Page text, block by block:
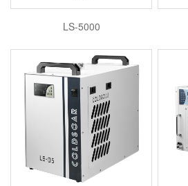
LS-5000